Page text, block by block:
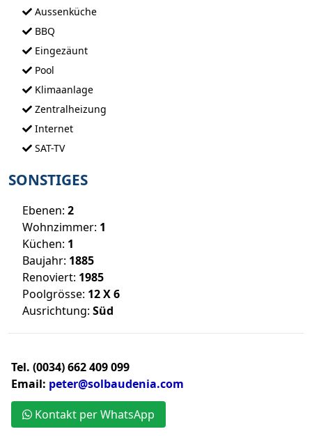
Aussenküche
BBQ
Eingezäunt
Pool
Klimaanlage
Zentralheizung
Internet
SAT-TV
SONSTIGES
Ebenen: 2
Wohnzimmer: 1
Küchen: 1
Baujahr: 1885
Renoviert: 1985
Poolgrösse: 12 X 6
Ausrichtung: Süd
Tel. (0034) 662 409 099
Email: peter@solbaudenia.com
Kontakt per WhatsApp